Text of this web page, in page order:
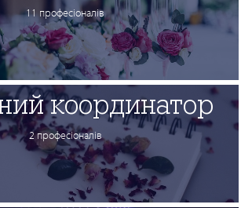
11 професіоналів
координатор
2 професіоналів